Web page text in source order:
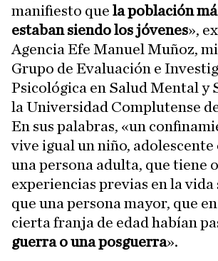
manifiesto que la población
estaban siendo los jóvenes»,
Agencia Efe Manuel Muñoz,
Grupo de Evaluación e
Psicológica en Salud Mental y
la Universidad Complutense
En sus palabras, «un
vive igual un niño, adolescente
una persona adulta, que tiene
experiencias previas en la vida
que una persona mayor, que
cierta franja de edad habían
guerra o una posguerra».